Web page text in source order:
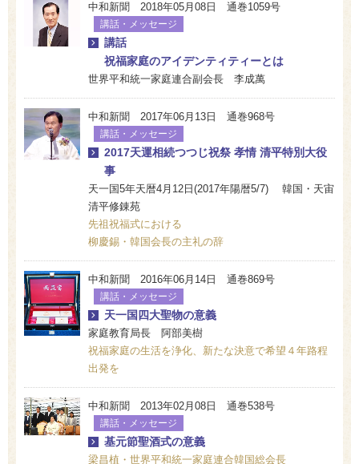
中和新聞 2018年05月08日 通巻1059号
講話・メッセージ
講話
祝福家庭のアイデンティティーとは
世界平和統一家庭連合副会長 李成萬
中和新聞 2017年06月13日 通巻968号
講話・メッセージ
2017天運相続つつじ祝祭 孝情 清平特別大役
事
天一国5年天暦4月12日(2017年陽暦5/7) 韓国・天宙
清平修錬苑
先祖祝福式における
柳慶錫・韓国会長の主礼の辞
中和新聞 2016年06月14日 通巻869号
講話・メッセージ
天一国四大聖物の意義
家庭教育局長 阿部美樹
祝福家庭の生活を浄化、新たな決意で希望４年路程
出発を
中和新聞 2013年02月08日 通巻538号
講話・メッセージ
基元節聖酒式の意義
梁昌植・世界平和統一家庭連合韓国総会長